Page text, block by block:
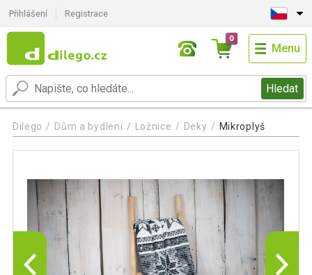
Přihlášení Registrace
Hledat
0
Menu
Dilego Dům a bydlení Ložnice Deky Mikroplyš